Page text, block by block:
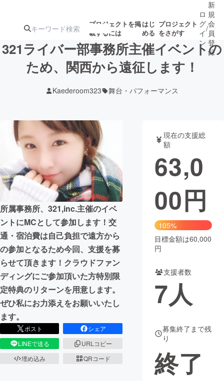
プロジェクトを掲
載するには
はじ
める
プロジェクト
をさがす
ターン
注目の新着プロ
ジェクト
ロジェクト
アート・写真 音楽
テクノロジー・ガジェット ゲーム・
映像・映画 書籍・雑誌
ビジネス・起業 チャレンジ
まちづくり・地域活性化
CAMPFIRE for Social Good
CAMPFIRE Creation
CAMPFIREふるさと納税
コミュニティ
ロ
グ
イ
ン
/
新
規
会
員
登
録
321ライバー部事務所主催イベントの
ため、関西から遠征します！
Kaederoom323 舞台・パフォーマンス
所属事務所、321,inc.主催のイベ
ントにMCとして参加します！交
通・宿泊費は自己負担で遠方から
の参加となるため今回、支援を募
らせて頂きます！クラウドファン
ディングにご参加頂いた方特別限
定特典のリターンを用意します。
ぜひ私にお力添えをお願いいたし
ます。
ポスト
シェア
LINEで送る
URLコピー
埋め込み
QRコード
現在の支援総
額
63,0
00円
105%
目標金額は60,000
円
支援者数
7人
募集終了まで残
り
終了